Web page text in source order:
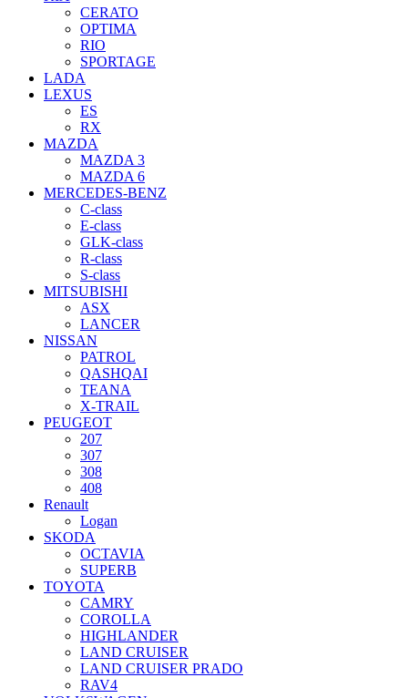
CERATO
OPTIMA
RIO
SPORTAGE
LADA
LEXUS
ES
RX
MAZDA
MAZDA 3
MAZDA 6
MERCEDES-BENZ
C-class
E-class
GLK-class
R-class
S-class
MITSUBISHI
ASX
LANCER
NISSAN
PATROL
QASHQAI
TEANA
X-TRAIL
PEUGEOT
207
307
308
408
Renault
Logan
SKODA
OCTAVIA
SUPERB
TOYOTA
CAMRY
COROLLA
HIGHLANDER
LAND CRUISER
LAND CRUISER PRADO
RAV4